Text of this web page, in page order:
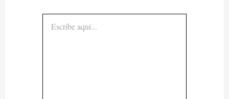
aquí...